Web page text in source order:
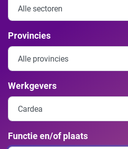
Provincies
Werkgevers
Functie en/of plaats